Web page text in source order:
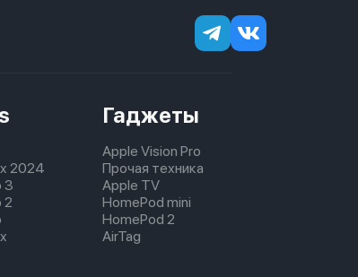
2024
3
2
Гаджеты
Apple Vision Pro
Прочая техника
Apple TV
HomePod mini
HomePod 2
AirTag